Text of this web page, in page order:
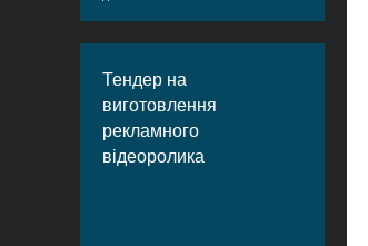
Тендер на
виготовлення
рекламного
відеоролика